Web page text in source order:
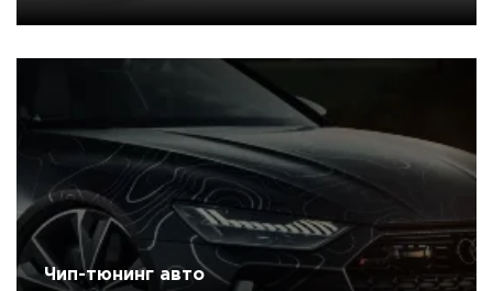
Чип-тюнинг авто